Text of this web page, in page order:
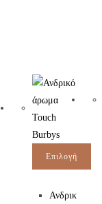
Επιλογή
Ανδρικ